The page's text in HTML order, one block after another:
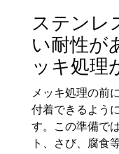
ステンレ
い耐性が
ッキ処理
メッキ処理の前
付着できるよう
す。この準備で
ト、さび、腐食